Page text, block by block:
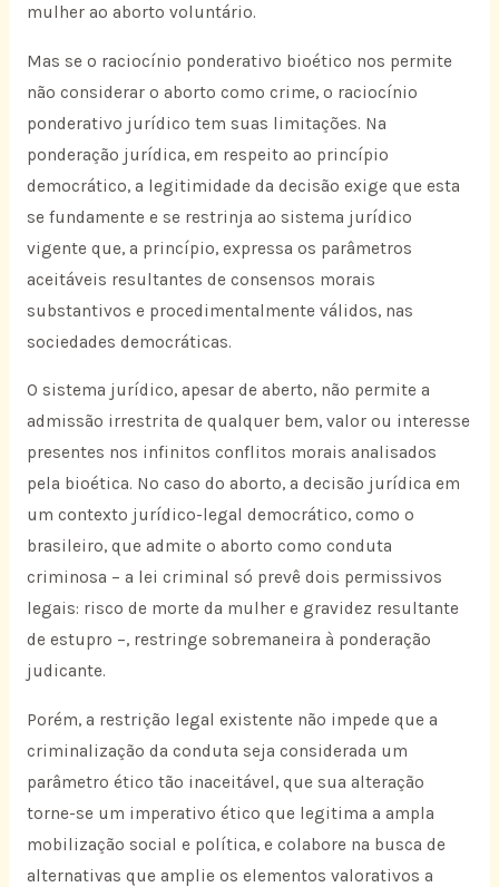
mulher ao aborto voluntário.
Mas se o raciocínio ponderativo bioético nos permite
não considerar o aborto como crime, o raciocínio
ponderativo jurídico tem suas limitações. Na
ponderação jurídica, em respeito ao princípio
democrático, a legitimidade da decisão exige que esta
se fundamente e se restrinja ao sistema jurídico
vigente que, a princípio, expressa os parâmetros
aceitáveis resultantes de consensos morais
substantivos e procedimentalmente válidos, nas
sociedades democráticas.
O sistema jurídico, apesar de aberto, não permite a
admissão irrestrita de qualquer bem, valor ou interesse
presentes nos infinitos conflitos morais analisados
pela bioética. No caso do aborto, a decisão jurídica em
um contexto jurídico-legal democrático, como o
brasileiro, que admite o aborto como conduta
criminosa – a lei criminal só prevê dois permissivos
legais: risco de morte da mulher e gravidez resultante
de estupro –, restringe sobremaneira à ponderação
judicante.
Porém, a restrição legal existente não impede que a
criminalização da conduta seja considerada um
parâmetro ético tão inaceitável, que sua alteração
torne-se um imperativo ético que legitima a ampla
mobilização social e política, e colabore na busca de
alternativas que amplie os elementos valorativos a